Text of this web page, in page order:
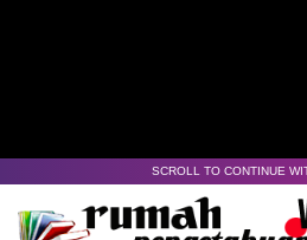
SCROLL TO CONTINUE